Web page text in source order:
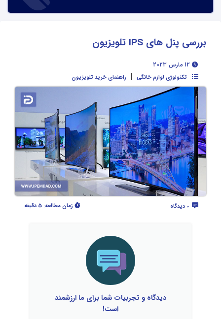
بررسی پنل های IPS تلویزیون
تکنولوژی لوازم خانگی | راهنمای خرید تلویزیون
زمان مطالعه: 5 دقیقه
دیدگاه و تجربیات شما برای ما ارزشمند
است!